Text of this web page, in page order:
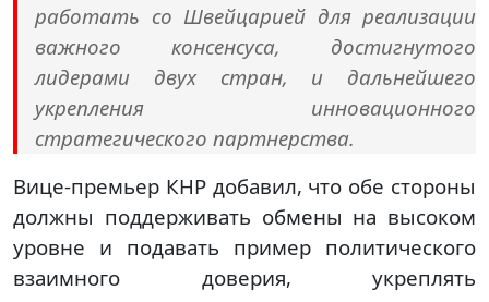
работать со Швейцарией для реализации
важного консенсуса, достигнутого
лидерами двух стран, и дальнейшего
укрепления инновационного
стратегического партнерства.
Вице-премьер КНР добавил, что обе стороны
должны поддерживать обмены на высоком
уровне и подавать пример политического
взаимного доверия, укреплять